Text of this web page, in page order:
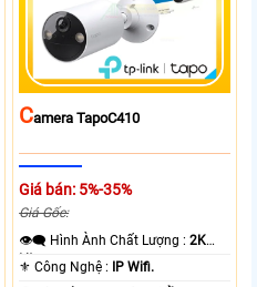
CAmera TapoC410
Giá bán: 5%-35%
Giá Gốc:
👁️‍🗨 Hình Ành Chất Lượng :2K
Lite .
⚜️ Công Nghệ : IP Wifi.